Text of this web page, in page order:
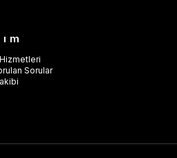
Sorular